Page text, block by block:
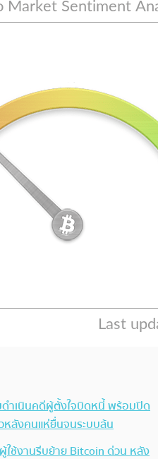
ดำเนินคดีผู้ตั้งใจบิดหนี้ พร้อมปิด
หลังคนแห่ยื่นจนระบบล้น
ใช้งานรีบย้าย Bitcoin ด่วน หลัง